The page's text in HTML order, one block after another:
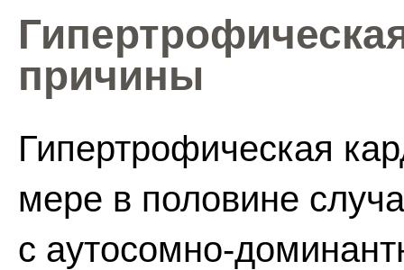
причины
Гипертрофическая
мере в половине
с аутосомно-